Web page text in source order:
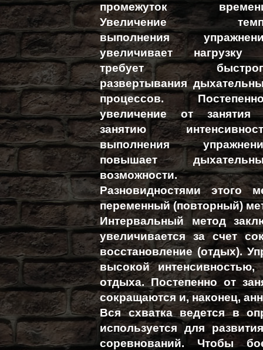
промежуток
Увеличение
выполнения
увеличивает нагрузку
требует
развертывания
процессов.
увеличение от занятия
занятию
выполнения
повышает
возможности.
Разновидностями этого
переменный (повторный)
Интервальный метод
увеличивается за счет
восстановление (отдых).
высокой
отдыха. Постепенно от
сокращаются и, наконец,
Вся схватка ведется в
используется для
соревнований. Чтобы